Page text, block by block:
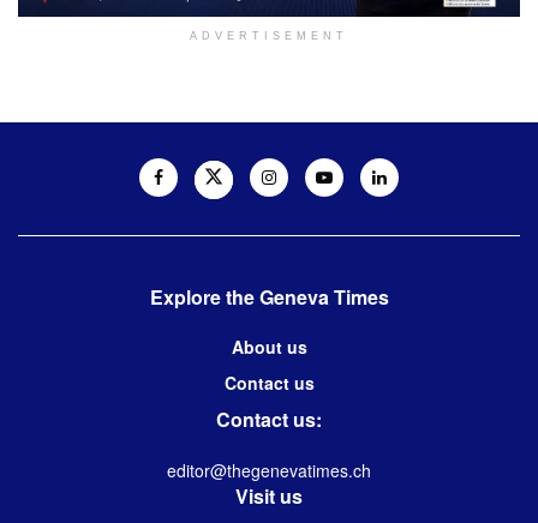
ADVERTISEMENT
Explore the Geneva Times
About us
Contact us
Contact us:
editor@thegenevatimes.ch
Visit us